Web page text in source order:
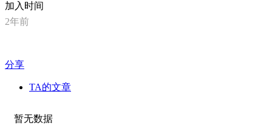
加入时间
2年前
分享
TA的文章
暂无数据